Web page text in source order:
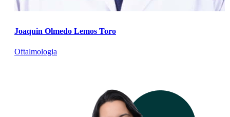
Joaquin Olmedo Lemos Toro
Oftalmologia